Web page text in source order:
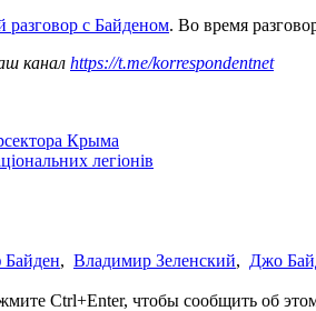
разговор с Байденом. Во время
канал https://t.me/korrespondentnet
Крыма
легіонів
, Владимир Зеленский, Джо
Ctrl+Enter, чтобы сообщить об